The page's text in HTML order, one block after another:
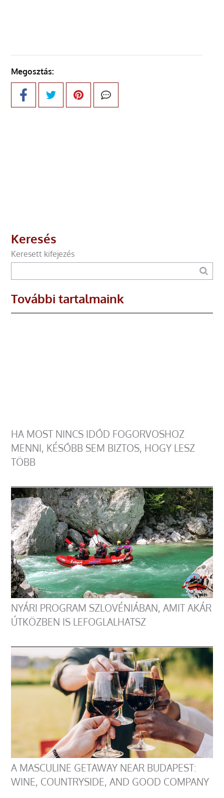
Megosztás:
Keresés
Keresett kifejezés
További tartalmaink
HA MOST NINCS IDŐD FOGORVOSHOZ
MENNI, KÉSŐBB SEM BIZTOS, HOGY LESZ
TÖBB
NYÁRI PROGRAM SZLOVÉNIÁBAN, AMIT AKÁR
ÚTKÖZBEN IS LEFOGLALHATSZ
A MASCULINE GETAWAY NEAR BUDAPEST:
WINE, COUNTRYSIDE, AND GOOD COMPANY